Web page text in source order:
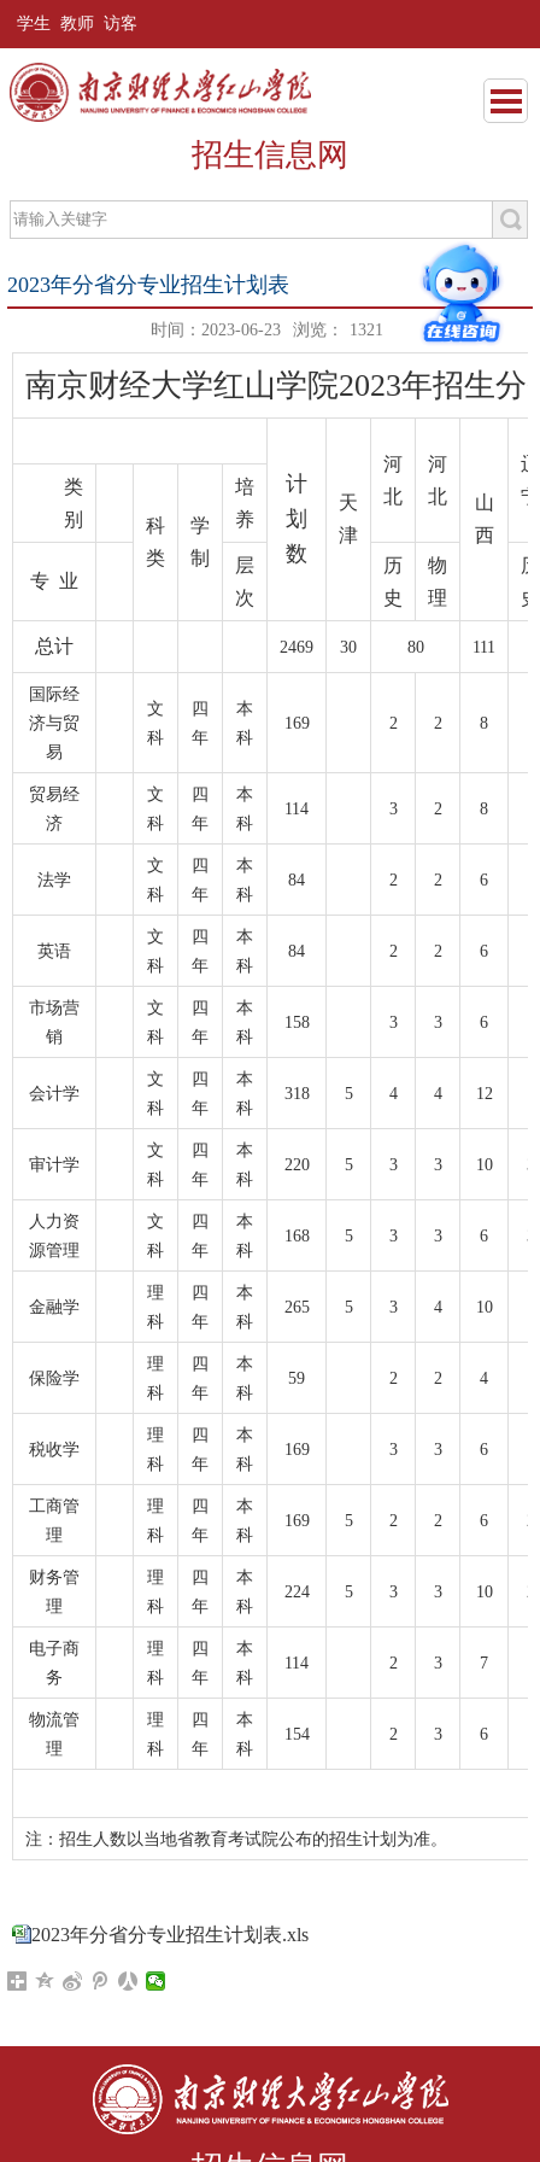
学生 教师 访客
招生信息网
2023年分省分专业招生计划表
时间：2023-06-23 浏览： 1321
南京财经大学红山学院2023年招生分
计
划
数
天
津
河
北
河
北
山
西
辽
宁
类
别
科
类
学
制
培
养
专 业
层
次
历
史
物
理
历
史
总计 2469 30 80 111
国际经
济与贸
易
文
科
四
年
本
科
169 2 2 8
贸易经
济
文
科
四
年
本
科
114 3 2 8
法学
文
科
四
年
本
科
84 2 2 6
英语
文
科
四
年
本
科
84 2 2 6
市场营
销
文
科
四
年
本
科
158 3 3 6
会计学
文
科
四
年
本
科
318 5 4 4 12
审计学
文
科
四
年
本
科
220 5 3 3 10 3
人力资
源管理
文
科
四
年
本
科
168 5 3 3 6 3
金融学
理
科
四
年
本
科
265 5 3 4 10
保险学
理
科
四
年
本
科
59 2 2 4
税收学
理
科
四
年
本
科
169 3 3 6
工商管
理
理
科
四
年
本
科
169 5 2 2 6
财务管
理
理
科
四
年
本
科
224 5 3 3 10
电子商
务
理
科
四
年
本
科
114 2 3 7
物流管
理
理
科
四
年
本
科
154 2 3 6
注：招生人数以当地省教育考试院公布的招生计划为准。
2023年分省分专业招生计划表.xls